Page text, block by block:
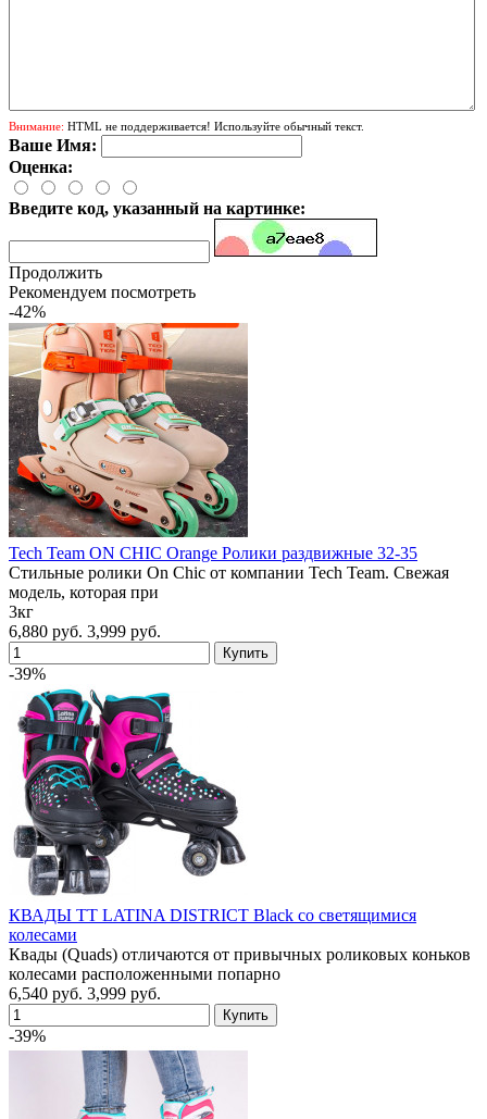
Внимание: HTML не поддерживается! Используйте обычный текст.
Ваше Имя:
Оценка:
Введите код, указанный на картинке:
Продолжить
Рекомендуем посмотреть
-42%
Tech Team ON CHIC Orange Ролики раздвижные 32-35
Cтильные ролики On Chic от компании Tech Team. Cвежая
модель, которая при
3кг
6,880 руб. 3,999 руб.
-39%
КВАДЫ TT LATINA DISTRICT Black со светящимися
колесами
Квады (Quads) отличаются от привычных роликовых коньков
колесами расположенными попарно
6,540 руб. 3,999 руб.
-39%